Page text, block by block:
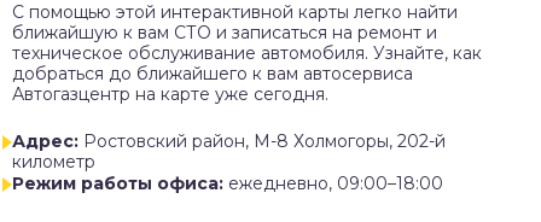
C помощью этой интерактивной карты легко найти
ближайшую к вам СТО и записаться на ремонт и
техническое обслуживание автомобиля. Узнайте, как
добраться до ближайшего к вам автосервиса
Автогазцентр на карте уже сегодня.
Адрес: Ростовский район, М-8 Холмогоры, 202-й
километр
Режим работы офиса: ежедневно, 09:00–18:00